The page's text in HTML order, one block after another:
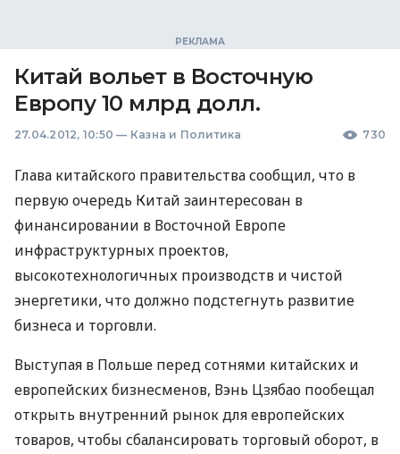
Китай вольет в Восточную
Европу 10 млрд долл.
27.04.2012, 10:50 — Казна и Политика 730
Глава китайского правительства сообщил, что в
первую очередь Китай заинтересован в
финансировании в Восточной Европе
инфраструктурных проектов,
высокотехнологичных производств и чистой
энергетики, что должно подстегнуть развитие
бизнеса и торговли.
Выступая в Польше перед сотнями китайских и
европейских бизнесменов, Вэнь Цзябао пообещал
открыть внутренний рынок для европейских
товаров, чтобы сбалансировать торговый оборот, в